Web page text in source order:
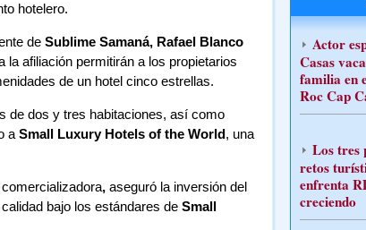
hotelero.
de Sublime Samaná, Rafael Blanco
la afiliación permitirán a los propietarios
de un hotel cinco estrellas.
de dos y tres habitaciones, así como
a Small Luxury Hotels of the World, una
, aseguró la inversión del
bajo los estándares de Small
Actor
Casas
familia en
Roc Cap
Los tres
retos
enfrenta
creciendo